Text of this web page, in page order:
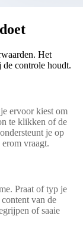
Het
de controle houdt.
ervoor kiest om
te klikken of de
je op
vraagt.
Praat of typ je
van de
of saaie